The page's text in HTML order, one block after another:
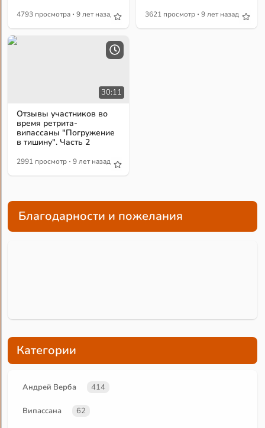
4793 просмотра · 9 лет назад 3621 просмотр · 9 лет назад
30:11
Отзывы участников во
время ретрита-
випассаны "Погружение
в тишину". Часть 2
2991 просмотр · 9 лет назад
Благодарности и пожелания
Категории
Андрей Верба 414
Випассана 62